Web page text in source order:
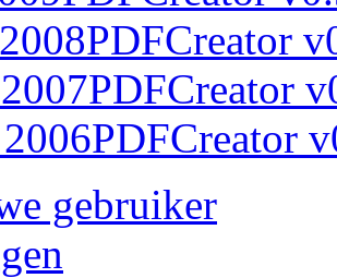
PDFCreator
PDFCreator
PDFCreator
gebruiker